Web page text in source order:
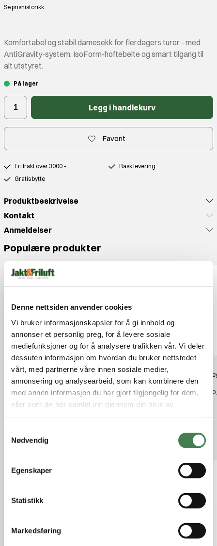
Denne nettsiden anvender cookies
Vi bruker informasjonskapsler for å gi innhold og
annonser et personlig preg, for å levere sosiale
mediefunksjoner og for å analysere trafikken vår. Vi deler
dessuten informasjon om hvordan du bruker nettstedet
vårt, med partnerne våre innen sosiale medier,
annonsering og analysearbeid, som kan kombinere den
med annen informasjon du har gjort tilgjengelig for dem,
eller som de har samlet inn gjennom din bruk av
Nødvendig
Egenskaper
Statistikk
Markedsføring
Se prishistorikk
Komfortabel og stabil damesekk for flerdagers turer - med
AntiGravity-system, IsoForm-hoftebelte og smart tilgang til
alt utstyret.
På lager
Legg i handlekurv
Favorit
Fri frakt over 3000.-
Rask levering
Gratis bytte
Produktbeskrivelse
Kontakt
Anmeldelser
Populære produkter
Osprey Hydraulics LT 2,5L
Reservoir Red
kr 600,00
Robens Vanntett pakkpose 4 l
kr 139,00
kr
Relaterte produkter